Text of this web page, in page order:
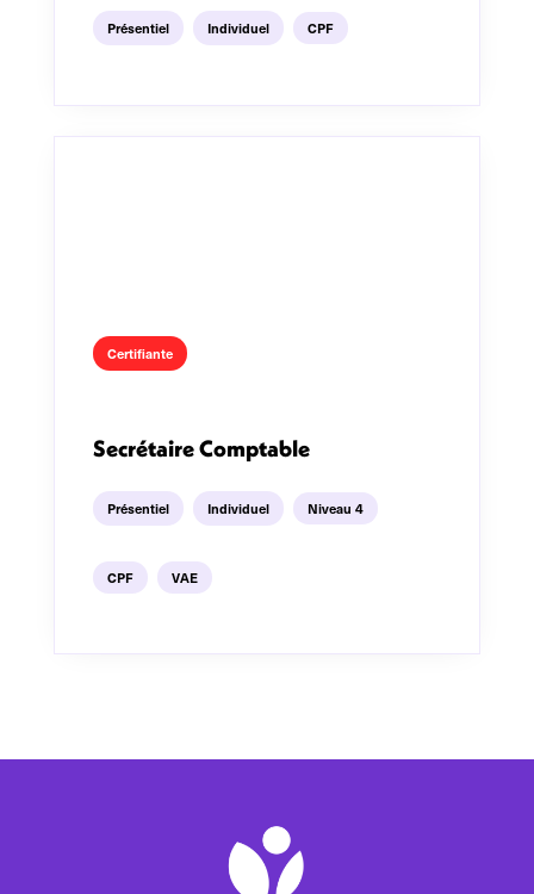
Présentiel Individuel CPF
Certifiante
Secrétaire Comptable
Présentiel Individuel Niveau 4
CPF VAE